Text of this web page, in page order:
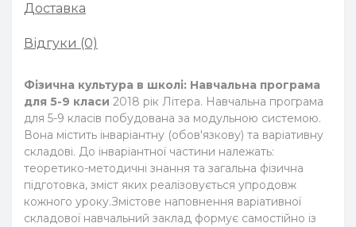
Доставка
Відгуки (0)
Фізична культура в школі: Навчальна програма
для 5-9 класи 2018 рік Літера. Навчальна програма
для 5-9 класів побудована за модульною системою.
Вона містить інваріантну (обов'язкову) та варіативну
складові. До інваріантної частини належать:
теоретико-методичні знання та загальна фізична
підготовка, зміст яких реалізовується упродовж
кожного уроку.Змістове наповнення варіативної
складової навчальний заклад формує самостійно із